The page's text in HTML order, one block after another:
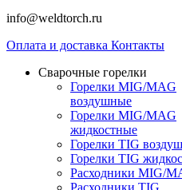
info@weldtorch.ru
Оплата и доставка Контакты
Сварочные горелки
Горелки MIG/MAG
воздушные
Горелки MIG/MAG
жидкостные
Горелки TIG
Горелки TIG
Расходники MIG/